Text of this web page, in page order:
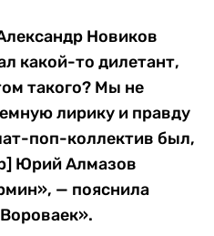
Новиков
какой-то дилетант,
такого? Мы не
лирику и правду
поп-коллектив был,
Юрий Алмазов
— пояснила